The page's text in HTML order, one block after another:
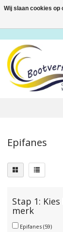
Toggle
Epifanes
Stap 1:
merk
Epifanes (59)
Wij slaan cookies op